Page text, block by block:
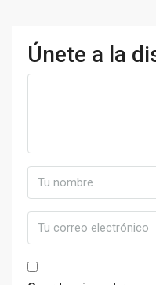
Únete a la